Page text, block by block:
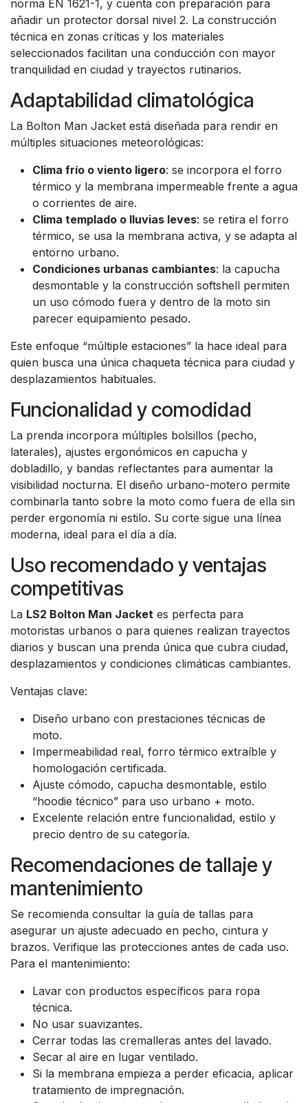
norma EN 1621-1, y cuenta con preparación para
añadir un protector dorsal nivel 2. La construcción
técnica en zonas críticas y los materiales
seleccionados facilitan una conducción con mayor
tranquilidad en ciudad y trayectos rutinarios.
Adaptabilidad climatológica
La Bolton Man Jacket está diseñada para rendir en
múltiples situaciones meteorológicas:
Clima frío o viento ligero: se incorpora el forro
térmico y la membrana impermeable frente a agua
o corrientes de aire.
Clima templado o lluvias leves: se retira el forro
térmico, se usa la membrana activa, y se adapta al
entorno urbano.
Condiciones urbanas cambiantes: la capucha
desmontable y la construcción softshell permiten
un uso cómodo fuera y dentro de la moto sin
parecer equipamiento pesado.
Este enfoque “múltiple estaciones” la hace ideal para
quien busca una única chaqueta técnica para ciudad y
desplazamientos habituales.
Funcionalidad y comodidad
La prenda incorpora múltiples bolsillos (pecho,
laterales), ajustes ergonómicos en capucha y
dobladillo, y bandas reflectantes para aumentar la
visibilidad nocturna. El diseño urbano-motero permite
combinarla tanto sobre la moto como fuera de ella sin
perder ergonomía ni estilo. Su corte sigue una línea
moderna, ideal para el día a día.
Uso recomendado y ventajas
competitivas
La LS2 Bolton Man Jacket es perfecta para
motoristas urbanos o para quienes realizan trayectos
diarios y buscan una prenda única que cubra ciudad,
desplazamientos y condiciones climáticas cambiantes.
Ventajas clave:
Diseño urbano con prestaciones técnicas de
moto.
Impermeabilidad real, forro térmico extraíble y
homologación certificada.
Ajuste cómodo, capucha desmontable, estilo
“hoodie técnico” para uso urbano + moto.
Excelente relación entre funcionalidad, estilo y
precio dentro de su categoría.
Recomendaciones de tallaje y
mantenimiento
Se recomienda consultar la guía de tallas para
asegurar un ajuste adecuado en pecho, cintura y
brazos. Verifique las protecciones antes de cada uso.
Para el mantenimiento:
Lavar con productos específicos para ropa
técnica.
No usar suavizantes.
Cerrar todas las cremalleras antes del lavado.
Secar al aire en lugar ventilado.
Si la membrana empieza a perder eficacia, aplicar
tratamiento de impregnación.